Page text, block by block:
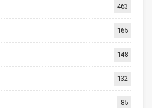
463
165
148
132
85